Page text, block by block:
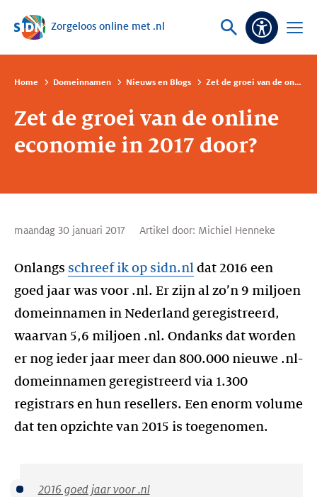
Sla navigatie over
Zorgeloos online met .nl
Vraag
Open
Home Domeinnamen Nieuws en Blogs Zet de groei van de online economie in 2017 door?
Zet de groei van de online
economie in 2017 door?
maandag 30 januari 2017 Artikel door: Michiel Henneke
Onlangs schreef ik op sidn.nl dat 2016 een
goed jaar was voor .nl. Er zijn al zo’n 9 miljoen
domeinnamen in Nederland geregistreerd,
waarvan 5,6 miljoen .nl. Ondanks dat worden
er nog ieder jaar meer dan 800.000 nieuwe .nl-
domeinnamen geregistreerd via 1.300
registrars en hun resellers. Een enorm volume
dat ten opzichte van 2015 is toegenomen.
2016 goed jaar voor .nl